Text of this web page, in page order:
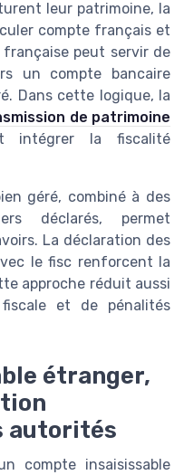
leur patrimoine, la
compte français et
peut servir de
un compte bancaire
Dans cette logique, la
de patrimoine
intégrer la fiscalité
géré, combiné à des
déclarés, permet
La déclaration des
le fisc renforcent la
approche réduit aussi
et de pénalités
étranger,
autorités
compte insaisissable